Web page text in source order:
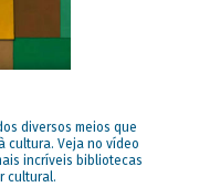
diversos meios que
cultura. Veja no vídeo
incríveis bibliotecas
cultural.